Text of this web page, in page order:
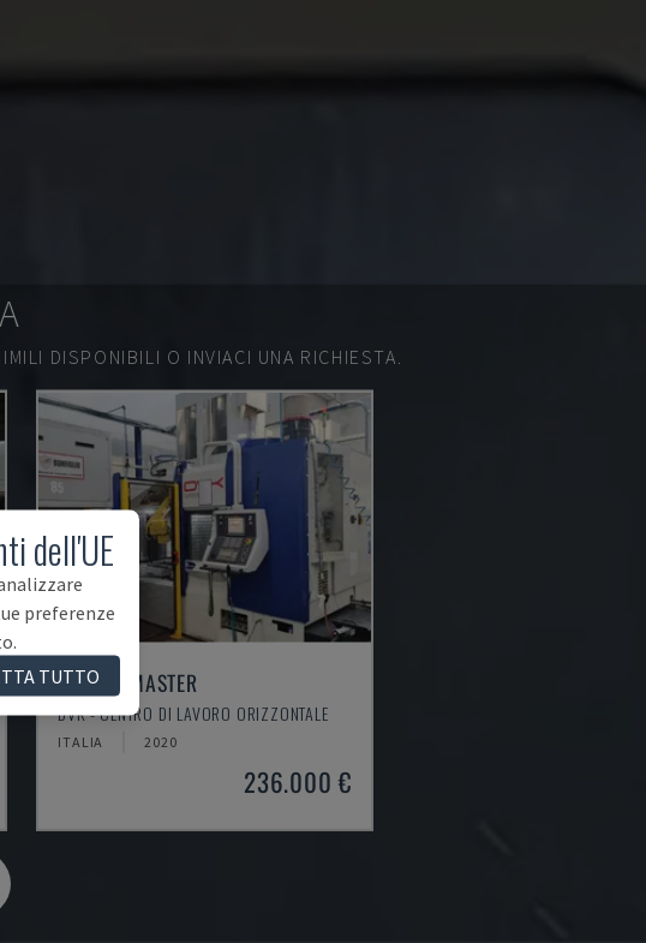
DISPONIBILI O INVIACI UNA RICHIESTA.
SYSTEM MASTER
DVK - CENTRO DI LAVORO ORIZZONTALE
ITALIA 2020
236.000 €
dell'UE
preferenze
TUTTO